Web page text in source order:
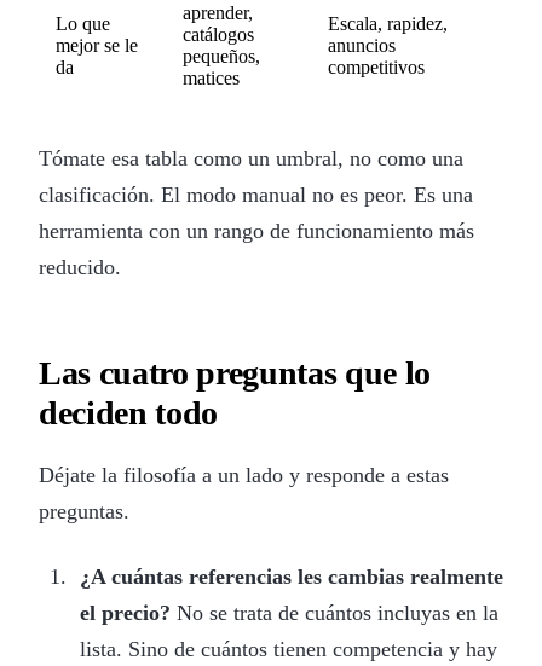
Lo que
mejor se le
da
aprender,
catálogos
pequeños,
matices
Escala, rapidez,
anuncios
competitivos
Tómate esa tabla como un umbral, no como una
clasificación. El modo manual no es peor. Es una
herramienta con un rango de funcionamiento más
reducido.
Las cuatro preguntas que lo
deciden todo
Déjate la filosofía a un lado y responde a estas
preguntas.
¿A cuántas referencias les cambias realmente
el precio? No se trata de cuántos incluyas en la
lista. Sino de cuántos tienen competencia y hay